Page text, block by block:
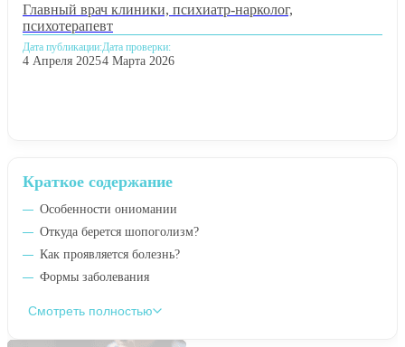
Краткое содержание
Особенности ониомании
Откуда берется шопоголизм?
Как проявляется болезнь?
Формы заболевания
Смотреть полностью
Главный врач клиники, психиатр-нарколог,
психотерапевт
Дата публикации:
4 Апреля 2025
Дата проверки:
4 Марта 2026